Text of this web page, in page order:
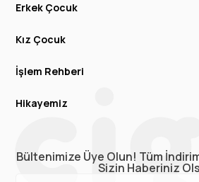
Erkek Çocuk
Kız Çocuk
İşlem Rehberi
Hikayemiz
Bültenimize Üye Olun! Tüm
Sizin Haberiniz